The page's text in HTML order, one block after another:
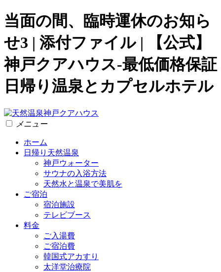
当面の間、臨時運休のお知ら
せ3 | 添付ファイル | 【公式】
神戸クアハウス-最低価格保証
日帰り温泉とカプセルホテル
メニュー
ホーム
日帰り天然温泉
神戸ウォーター
サウナの入浴方法
天然水と温泉で美肌を
ご宿泊
宿泊施設
テレビブース
料金
ご入湯費
ご宿泊費
韓国式アカすり
太洋堂治療院